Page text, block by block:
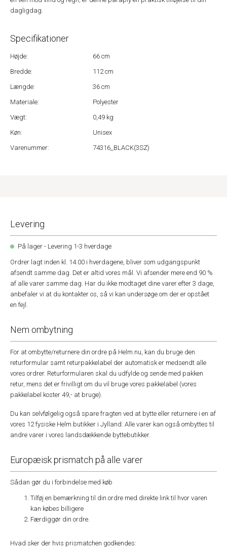
dagligdag.
Specifikationer
Højde:
66 cm
Bredde:
112 cm
Længde:
36 cm
Materiale:
Polyester
Vægt:
0,49 kg
Køn:
Unisex
Varenummer:
74316_BLACK(3SZ)
Levering
På lager - Levering 1-3 hverdage
Ordrer lagt inden kl. 14.00 i hverdagene, bliver som udgangspunkt
afsendt samme dag. Det er altid vores mål. Vi afsender mere end 90 %
af alle varer samme dag. Har du ikke modtaget dine varer efter 3 dage,
anbefaler vi at du kontakter os, så vi kan undersøge om der er opstået
en fejl.
Nem ombytning
For at ombytte/returnere din ordre på Helm.nu, kan du bruge den
returformular samt returpakkelabel der automatisk er medsendt alle
vores ordrer. Returformularen skal du udfylde og sende med pakken
retur, mens det er frivilligt om du vil bruge vores pakkelabel (vores
pakkelabel koster 49,- at bruge).
Du kan selvfølgelig også spare fragten ved at bytte eller returnere i en af
vores 12 fysiske Helm butikker i Jylland. Alle varer kan også ombyttes til
andre varer i vores landsdækkende byttebutikker.
Europæisk prismatch på alle varer
Sådan gør du i forbindelse med køb
Tilføj en bemærkning til din ordre med direkte link til hvor varen
kan købes billigere
Færdiggør din ordre.
Hvad sker der hvis prismatchen godkendes: